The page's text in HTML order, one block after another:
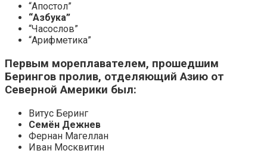
“Апостол”
“Азбука”
“Часослов”
“Арифметика”
Первым мореплавателем, прошедшим
Берингов пролив, отделяющий Азию от
Северной Америки был:
Витус Беринг
Семён Дежнев
Фернан Магеллан
Иван Москвитин